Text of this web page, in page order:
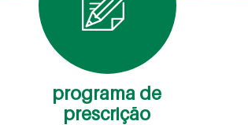
programa de
prescrição